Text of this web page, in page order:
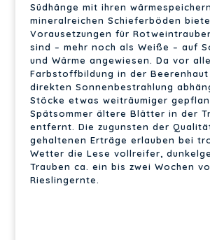
Südhänge mit ihren
mineralreichen Schieferböden
Vorausetzungen für
sind – mehr noch als Weiße – auf
und Wärme angewiesen. Da vor
Farbstoffbildung in der
direkten Sonnenbestrahlung
Stöcke etwas weiträumiger
Spätsommer ältere Blätter in der
entfernt. Die zugunsten der
gehaltenen Erträge erlauben bei
Wetter die Lese vollreifer,
Trauben ca. ein bis zwei Wochen
Rieslingernte.